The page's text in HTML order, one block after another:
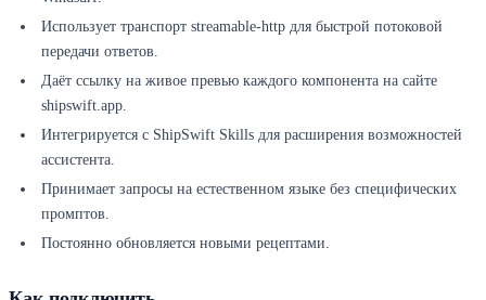
Использует транспорт streamable-http для быстрой потоковой
передачи ответов.
Даёт ссылку на живое превью каждого компонента на сайте
shipswift.app.
Интегрируется с ShipSwift Skills для расширения возможностей
ассистента.
Принимает запросы на естественном языке без специфических
промптов.
Постоянно обновляется новыми рецептами.